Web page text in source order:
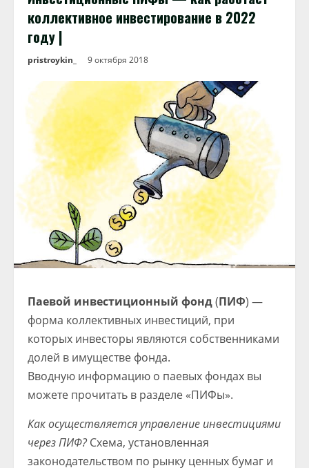
коллективное инвестирование в 2022
году |
pristroykin_ 9 октября 2018
Паевой инвестиционный фонд(ПИФ) —
форма коллективных инвестиций, при
которых инвесторы являются собственниками
долей в имуществе фонда.
Вводную информацию о паевых фондах вы
можете прочитать в разделе «ПИФы».
Как осуществляется управление инвестициями
через ПИФ?Схема, установленная
законодательством по рынку ценных бумаг и